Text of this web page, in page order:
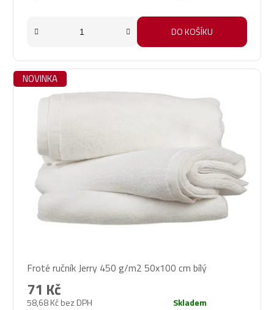
DO KOŠÍKU
NOVINKA
Froté ručník Jerry 450 g/m2 50x100 cm bílý
58,68 Kč bez DPH
71 Kč
Skladem